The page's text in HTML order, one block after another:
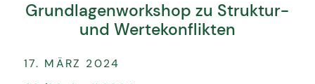
Grundlagenworkshop zu Struktur-
und Wertekonflikten
17. MÄRZ 2024